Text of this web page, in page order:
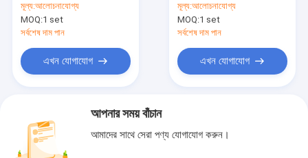
halide lamp Kubota
engine generator
মূল্য:আলোচনাযোগ্য
MOQ:1 set
সর্বশেষ দাম পান
এখন যোগাযোগ
mobile lights
মূল্য:আলোচনাযোগ্য
MOQ:1 set
সর্বশেষ দাম পান
এখন যোগাযোগ
আপনার সময় বাঁচান
আমাদের সাথে সেরা পণ্য যোগাযোগ করুন।